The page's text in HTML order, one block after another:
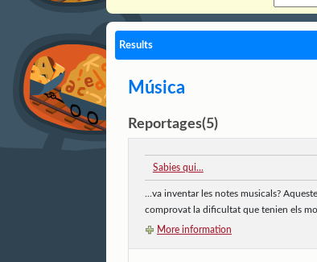
Results
Música
Reportages(5)
Sabies qui...
...va inventar les notes musicals?
comprovat la dificultat que tenien els
More information